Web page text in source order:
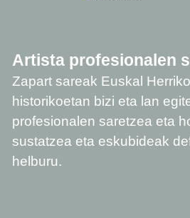
Artista profesionalen
Zapart sareak Euskal
historikoetan bizi eta lan
profesionalen saretzea eta
sustatzea eta eskubideak
helburu.